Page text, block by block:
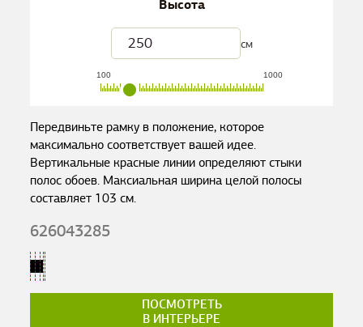
Высота
см
100 1000
Передвиньте рамку в положение, которое
максимально соответствует вашей идее.
Вертикальные красные линии определяют стыки
полос обоев. Максиальная ширина целой полосы
составляет 103 см.
626043285
ПОСМОТРЕТЬ
В ИНТЕРЬЕРЕ